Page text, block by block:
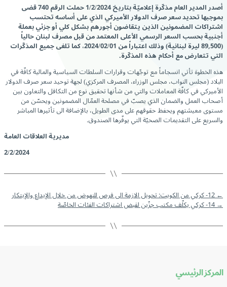
أصدر المدير العام مذكّرة إعلاميّة بتاريخ 1/2/2024 حملت الرقم 740 قضى
بموجبهاتحديد سعر صرف الدولار الأميركي الذي على أساسه تحتسب
اشتراكات المضمونين الذين يتقاضون أجورهم بشكل كلي أو جزئي بعملة
أجنبية بحسب السعر الرسمي الأعلى المعتمد من قبل مصرف لبنان حالياً
(89,500 ليرة لبنانية) وذلك اعتباراً من 2024/02/01، كما تلغى جميع المذكّرات
التي تتعارض مع أحكام هذه المذكّرة.
هذه الخطوة تأتي انسجاماً مع توجّهات وقرارات السلطات السياسية والمالية كافّة في
البلاد (مجلس النواب، مجلس الوزراء، المصرف المركزي) لجهة توحيد سعر صرف الدولار
الأميركي في كافّة المعاملات والتي من شأنها تحقيق نوع من التكافل والتعاون بين
أصحاب العمل والضمان الذي يصبّ في مصلحة العمّال المضمونين ويحسّن من
مستوى معيشتهم ويحفظ حقوقهم على مدى الطويل، بالإضافة الى تأثيرها المباشر
والسريع على التقديمات الصحيّة التي يوفّرها الصندوق.
مديرية العلاقات العامة
2/2/2024
←12- كركي من الكويت: تحويل الازمة الى فرص للنهوض من خلال الإبداع والإبتكار
→14- كركي يكلّف مكتب جزّين لقبض اشتراكات الفئات الخاصّة
المركز الرئيسي